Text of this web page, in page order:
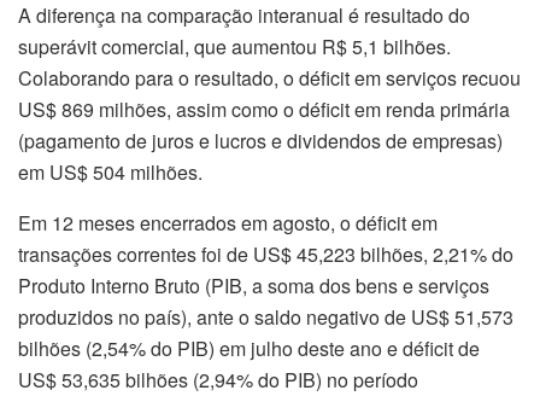
A diferença na comparação interanual é resultado do
superávit comercial, que aumentou R$ 5,1 bilhões.
Colaborando para o resultado, o déficit em serviços recuou
US$ 869 milhões, assim como o déficit em renda primária
(pagamento de juros e lucros e dividendos de empresas)
em US$ 504 milhões.
Em 12 meses encerrados em agosto, o déficit em
transações correntes foi de US$ 45,223 bilhões, 2,21% do
Produto Interno Bruto (PIB, a soma dos bens e serviços
produzidos no país), ante o saldo negativo de US$ 51,573
bilhões (2,54% do PIB) em julho deste ano e déficit de
US$ 53,635 bilhões (2,94% do PIB) no período